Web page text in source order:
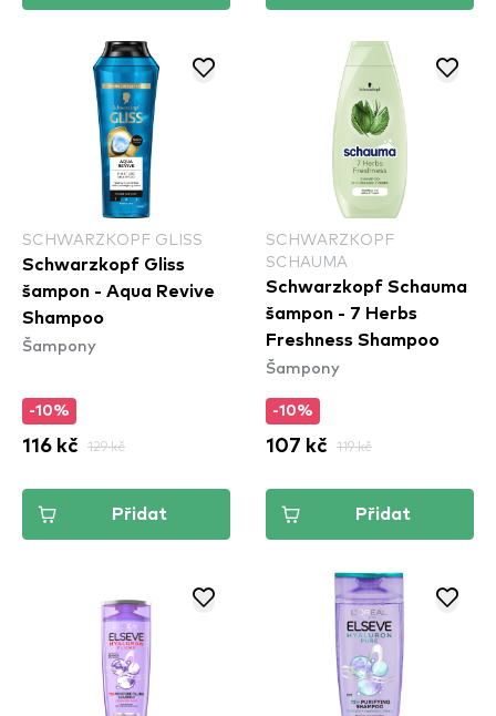
SCHWARZKOPF GLISS
Schwarzkopf Gliss
šampon - Aqua Revive
Shampoo
Šampony
-10%
116 kč 129 kč
Přidat
SCHWARZKOPF
SCHAUMA
Schwarzkopf Schauma
šampon - 7 Herbs
Freshness Shampoo
Šampony
-10%
107 kč 119 kč
Přidat